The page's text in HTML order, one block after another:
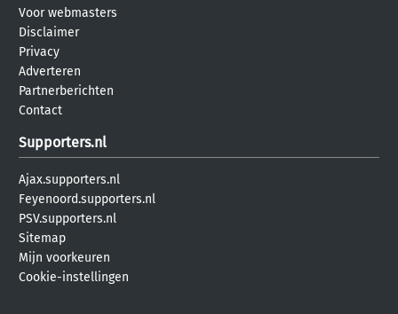
Voor webmasters
Disclaimer
Privacy
Adverteren
Partnerberichten
Contact
Supporters.nl
Ajax.supporters.nl
Feyenoord.supporters.nl
PSV.supporters.nl
Sitemap
Mijn voorkeuren
Cookie-instellingen